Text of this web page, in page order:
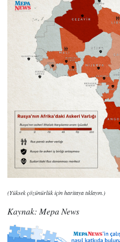
(Yüksek çözünürlük için haritaya tıklayın.)
Kaynak: Mepa News